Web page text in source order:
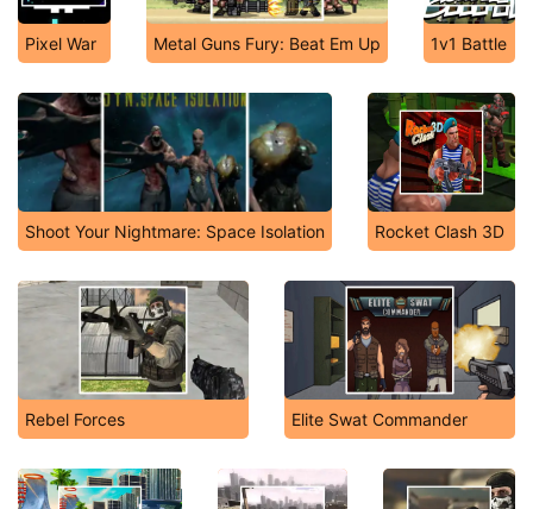
Pixel War Metal Guns Fury: Beat Em Up 1v1 Battle
Shoot Your Nightmare: Space Isolation Rocket Clash 3D
Rebel Forces Elite Swat Commander